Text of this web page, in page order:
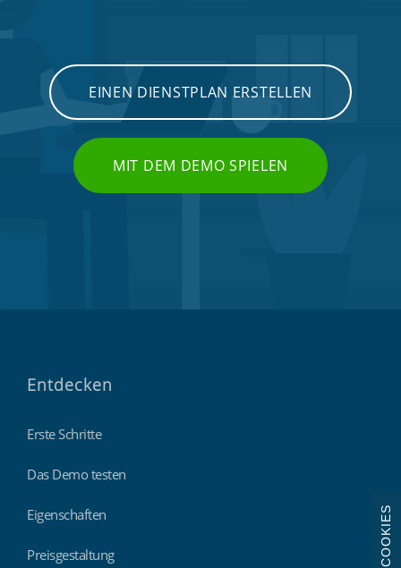
EINEN DIENSTPLAN ERSTELLEN
MIT DEM DEMO SPIELEN
Entdecken
Erste Schritte
Das Demo testen
Eigenschaften
Preisgestaltung COOKIES